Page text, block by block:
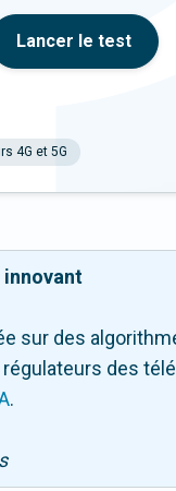
Lancer le test
4G et 5G
innovant
sur des
des
.